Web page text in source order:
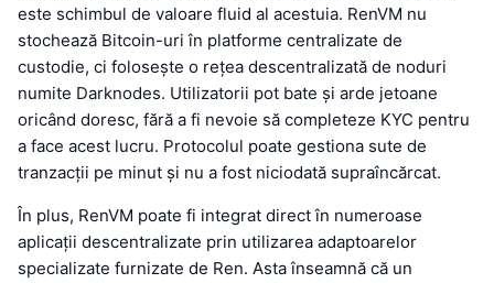
este schimbul de valoare fluid al acestuia. RenVM nu
stochează Bitcoin-uri în platforme centralizate de
custodie, ci folosește o rețea descentralizată de noduri
numite Darknodes. Utilizatorii pot bate și arde jetoane
oricând doresc, fără a fi nevoie să completeze KYC pentru
a face acest lucru. Protocolul poate gestiona sute de
tranzacții pe minut și nu a fost niciodată supraîncărcat.
În plus, RenVM poate fi integrat direct în numeroase
aplicații descentralizate prin utilizarea adaptoarelor
specializate furnizate de Ren. Asta înseamnă că un